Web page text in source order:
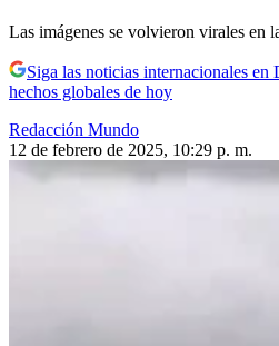
Las imágenes se volvieron virales en
Siga las noticias internacionales en
hechos globales de hoy
Redacción Mundo
12 de febrero de 2025, 10:29 p. m.